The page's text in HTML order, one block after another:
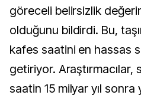
göreceli belirsizlik
olduğunu bildirdi. Bu,
kafes saatini en hassas
getiriyor. Araştırmacılar,
saatin 15 milyar yıl sonra